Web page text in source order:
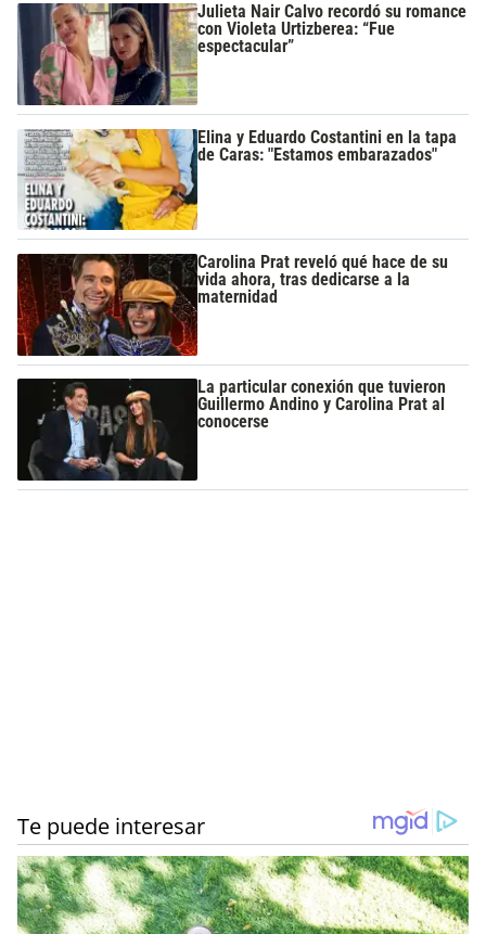
Julieta Nair Calvo recordó su romance
con Violeta Urtizberea: “Fue
espectacular”
Elina y Eduardo Costantini en la tapa
de Caras: "Estamos embarazados"
Carolina Prat reveló qué hace de su
vida ahora, tras dedicarse a la
maternidad
La particular conexión que tuvieron
Guillermo Andino y Carolina Prat al
conocerse